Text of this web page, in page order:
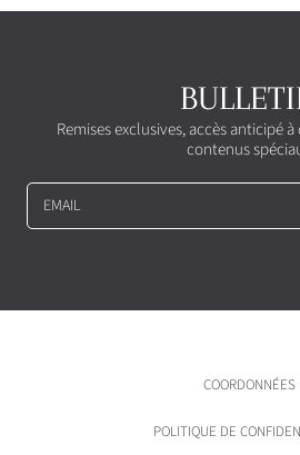
l
Remises exclusives, accès anticipé
contenus
EMAIL
COORDONNÉES
POLITIQUE DE